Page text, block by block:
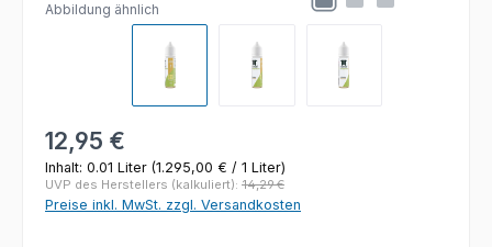
Abbildung ähnlich
Regulärer Preis:
12,95 €
Inhalt: 0.01 Liter (1.295,00 € / 1 Liter)
UVP des Herstellers (kalkuliert): 14,29 €
Preise inkl. MwSt. zzgl. Versandkosten